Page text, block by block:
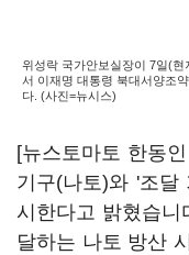
위성락 국가안보실장이 7일(
서 이재명 대통령 북대서양조
다. (사진=뉴시스)
[뉴스토마토 한동
기구(나토)와 '조달
시한다고 밝혔습니
달하는 나토 방산